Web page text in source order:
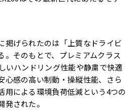
掲げられたのは「上質なドライビ
。そのもとで、プレミアムクラス
いハンドリング性能や静粛で快適
心感の高い制動・操縦性能、さら
用による環境負荷低減という4つの
された。